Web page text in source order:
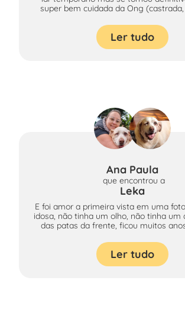
super bem cuidada da Ong (castrada,
Ler tudo
Ana Paula
que encontrou a
Leka
E foi amor a primeira vista em uma
idosa, não tinha um olho, não tinha um
das patas da frente, ficou muitos
Ler tudo